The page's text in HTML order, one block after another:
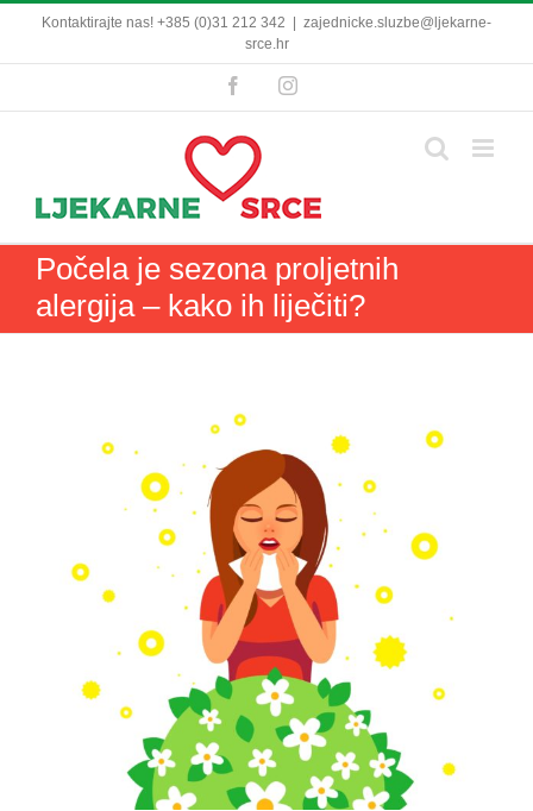
content
Kontaktirajte nas! +385 (0)31 212 342
zajednicke.sluzbe@ljekarne-
srce.hr
FacebookInstagram
Počela je sezona proljetnih
alergija – kako ih liječiti?